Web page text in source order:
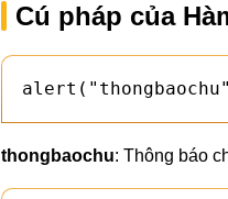
Cú pháp của
thongbaochu: Thông báo